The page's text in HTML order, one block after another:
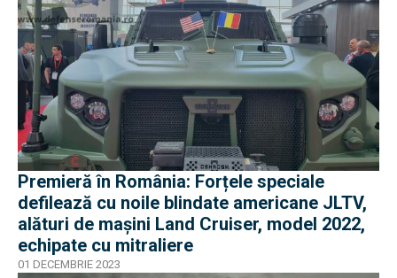
Premieră în România: Forțele speciale
defilează cu noile blindate americane JLTV,
alături de mașini Land Cruiser, model 2022,
echipate cu mitraliere
01 DECEMBRIE 2023